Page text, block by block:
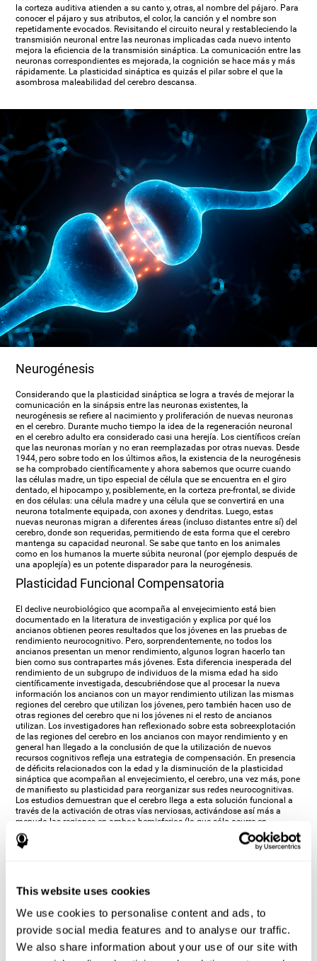
This website uses cookies
We use cookies to personalise content and ads, to
provide social media features and to analyse our traffic.
We also share information about your use of our site with
la corteza auditiva atienden a su canto y, otras, al nombre del pájaro. Para
conocer el pájaro y sus atributos, el color, la canción y el nombre son
repetidamente evocados. Revisitando el circuito neural y restableciendo la
transmisión neuronal entre las neuronas implicadas cada nuevo intento
mejora la eficiencia de la transmisión sináptica. La comunicación entre las
neuronas correspondientes es mejorada, la cognición se hace más y más
rápidamente. La plasticidad sináptica es quizás el pilar sobre el que la
asombrosa maleabilidad del cerebro descansa.
Neurogénesis
Considerando que la plasticidad sináptica se logra a través de mejorar la
comunicación en la sinápsis entre las neuronas existentes, la
neurogénesis se refiere al nacimiento y proliferación de nuevas neuronas
en el cerebro. Durante mucho tiempo la idea de la regeneración neuronal
en el cerebro adulto era considerado casi una herejía. Los científicos creían
que las neuronas morían y no eran reemplazadas por otras nuevas. Desde
1944, pero sobre todo en los últimos años, la existencia de la neurogénesis
se ha comprobado científicamente y ahora sabemos que ocurre cuando
las células madre, un tipo especial de célula que se encuentra en el giro
dentado, el hipocampo y, posiblemente, en la corteza pre-frontal, se divide
en dos células: una célula madre y una célula que se convertirá en una
neurona totalmente equipada, con axones y dendritas. Luego, estas
nuevas neuronas migran a diferentes áreas (incluso distantes entre sí) del
cerebro, donde son requeridas, permitiendo de esta forma que el cerebro
mantenga su capacidad neuronal. Se sabe que tanto en los animales
como en los humanos la muerte súbita neuronal (por ejemplo después de
una apoplejía) es un potente disparador para la neurogénesis.
Plasticidad Funcional Compensatoria
El declive neurobiológico que acompaña al envejecimiento está bien
documentado en la literatura de investigación y explica por qué los
ancianos obtienen peores resultados que los jóvenes en las pruebas de
rendimiento neurocognitivo. Pero, sorprendentemente, no todos los
ancianos presentan un menor rendimiento, algunos logran hacerlo tan
bien como sus contrapartes más jóvenes. Esta diferencia inesperada del
rendimiento de un subgrupo de individuos de la misma edad ha sido
científicamente investigada, descubriéndose que al procesar la nueva
información los ancianos con un mayor rendimiento utilizan las mismas
regiones del cerebro que utilizan los jóvenes, pero también hacen uso de
otras regiones del cerebro que ni los jóvenes ni el resto de ancianos
utilizan. Los investigadores han reflexionado sobre esta sobreexplotación
de las regiones del cerebro en los ancianos con mayor rendimiento y en
general han llegado a la conclusión de que la utilización de nuevos
recursos cognitivos refleja una estrategia de compensación. En presencia
de déficits relacionados con la edad y la disminución de la plasticidad
sináptica que acompañan al envejecimiento, el cerebro, una vez más, pone
de manifiesto su plasticidad para reorganizar sus redes neurocognitivas.
Los estudios demuestran que el cerebro llega a esta solución funcional a
través de la activación de otras vías nerviosas, activándose así más a
menudo las regiones en ambos hemisferios (lo que sólo ocurre en
personas más jóvenes).
Funcionamiento y comportamiento:El aprendizaje,
Hemos visto que la plasticidad es la capacidad que tiene el cerebro para
los cambios en el cerebro, el funcionamiento y el comportamiento se
modifican siguiendo un recorrido paralelo. En los últimos años hemos
aprendido que las alteraciones cerebrales en los niveles genéticos o
sinápticos son provocados tanto por la experiencia como por una gran
variedad de factores ambientales. Los nuevos conocimientos adquiridos